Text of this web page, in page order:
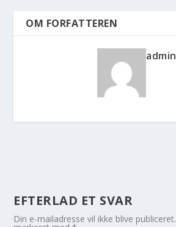
OM FORFATTEREN
admin
EFTERLAD ET SVAR
Din e-mailadresse vil ikke blive publiceret.